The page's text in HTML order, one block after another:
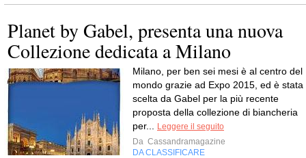
Planet by Gabel, presenta una nuova
Collezione dedicata a Milano
Milano, per ben sei mesi è al centro del
mondo grazie ad Expo 2015, ed è stata
scelta da Gabel per la più recente
proposta della collezione di biancheria
per...
Leggere il seguito
Da Cassandramagazine
DA CLASSIFICARE